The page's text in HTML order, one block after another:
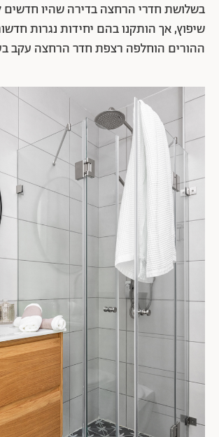
בשלושת חדרי הרחצה בדירה שהיו חדשים
שיפוץ, אך הותקנו בהם יחידות נגרות
ההורים הוחלפה רצפת חדר הרחצה עקב